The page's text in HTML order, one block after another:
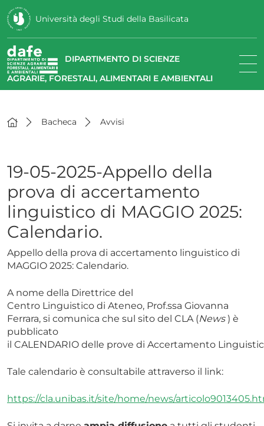
Università degli Studi della Basilicata
DIPARTIMENTO DI SCIENZE
AGRARIE, FORESTALI, ALIMENTARI E AMBIENTALI
Bacheca Avvisi
19-05-2025-Appello della
prova di accertamento
linguistico di MAGGIO 2025:
Calendario.
Appello della prova di accertamento linguistico di
MAGGIO 2025: Calendario.
A nome della Direttrice del
Centro Linguistico di Ateneo, Prof.ssa Giovanna
Ferrara, si comunica che sul sito del CLA (News) è
pubblicato
il CALENDARIO delle prove di Accertamento
Tale calendario è consultabile attraverso il link:
https://cla.unibas.it/site/home/news/